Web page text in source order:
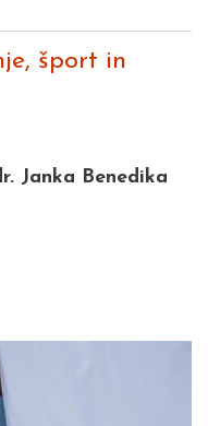
šport in
Janka Benedika